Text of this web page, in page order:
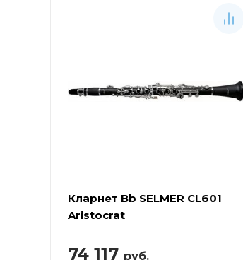
Кларнет Bb SELMER CL601
Aristocrat
74 117 руб.